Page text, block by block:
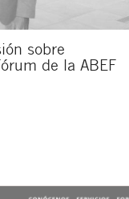
sobre
de la ABEF